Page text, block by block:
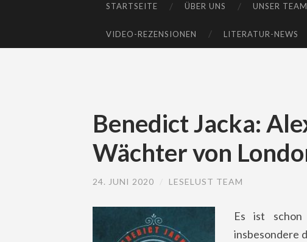
STARTSEITE ÜBER UNS UNSER TEAM
VIDEO-REZENSIONEN LITERATUR-NEWS
Benedict Jacka:
Wächter von
24. JUNI 2020 LESELUST TEAM
Es ist
insbesondere